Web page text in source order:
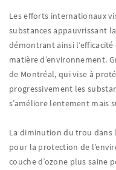
Les efforts internationaux
substances appauvrissant
démontrant ainsi
matière d’environnement.
de Montréal, qui vise à
progressivement les
s’améliore lentement mais
La diminution du trou dans
pour la protection de
couche d’ozone plus saine